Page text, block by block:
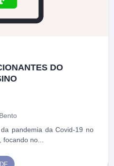
DO
pandemia da Covid-19 no
no...